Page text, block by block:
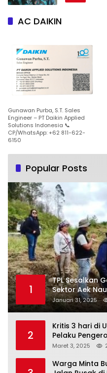
AC DAIKIN
Gunawan Purba, S.T. Sales
Engineer – PT Daikin Applied
Solutions Indonesia 📞
CP/WhatsApp: +62 811-622-
6150
Popular Posts
1
TPL Sesalkan
Sektor Aek
Januari 31, 2025
2
Kritis 3 hari di
Pelaku
Melenggang
Tanjungpinang
Maret 3, 2025
Warga Minta